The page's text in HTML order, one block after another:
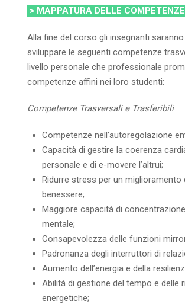
> MAPPATURA DELLE COMPETENZE
Alla fine del corso gli insegnanti
sviluppare le seguenti competenze
livello personale che professionale
competenze affini nei loro studenti:
Competenze Trasversali e Trasferibili
Competenze nell’autoregolazione
Capacità di gestire la coerenza
personale e di e-movere l’altrui;
Ridurre stress per un miglioramento
benessere;
Maggiore capacità di
mentale;
Consapevolezza delle funzioni
Padronanza degli interruttori di
Aumento dell’energia e della
Abilità di gestione del tempo e delle
energetiche;